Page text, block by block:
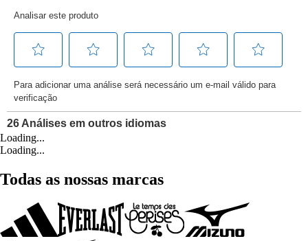
Loading...
Loading...
Todas as nossas marcas